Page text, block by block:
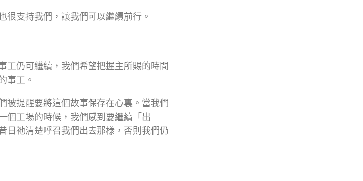
很支持我們，讓我們可以繼續前行。
工仍可繼續，我們希望把握主所賜的時間
事工。
被提醒要將這個故事保存在心裏。當我們
個工場的時候，我們感到要繼續「出
日祂清楚呼召我們出去那樣，否則我們仍